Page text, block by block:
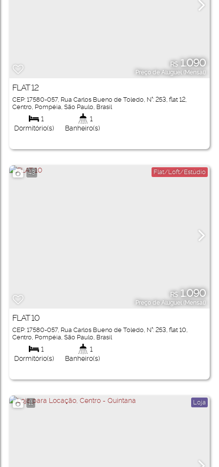
R$1.090
Preço de Aluguel (Mensal)
FLAT 12
CEP: 17580-057, Rua Carlos Bueno de Toledo, N°: 253, flat 12,
Centro, Pompéia, São Paulo, Brasil
1
Dormitório(s)
1
Banheiro(s)
43 Flat/Loft/Estúdio
R$1.090
Preço de Aluguel (Mensal)
FLAT 10
CEP: 17580-057, Rua Carlos Bueno de Toledo, N°: 253, flat 10,
Centro, Pompéia, São Paulo, Brasil
1
Dormitório(s)
1
Banheiro(s)
11 Loja